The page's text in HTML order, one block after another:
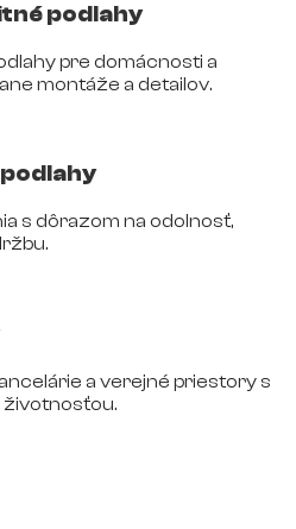
podlahy
pre domácnosti a
montáže a detailov.
s dôrazom na odolnosť,
a verejné priestory s
životnosťou.